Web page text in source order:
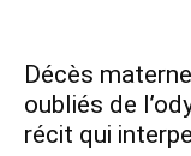
Décès
oubliés de
récit qui